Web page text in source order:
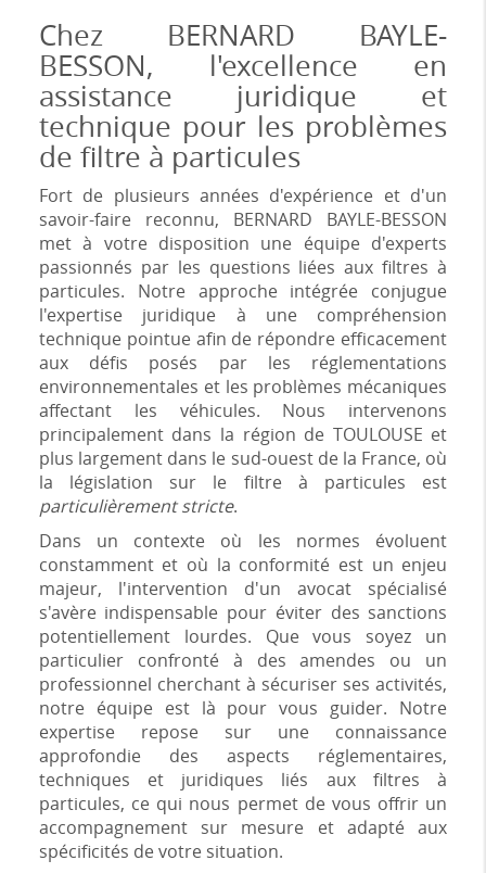
Chez BERNARD BAYLE-
BESSON, l'excellence en
assistance juridique et
technique pour les problèmes
de filtre à particules
Fort de plusieurs années d'expérience et d'un
savoir-faire reconnu, BERNARD BAYLE-BESSON
met à votre disposition une équipe d'experts
passionnés par les questions liées aux filtres à
particules. Notre approche intégrée conjugue
l'expertise juridique à une compréhension
technique pointue afin de répondre efficacement
aux défis posés par les réglementations
environnementales et les problèmes mécaniques
affectant les véhicules. Nous intervenons
principalement dans la région de TOULOUSE et
plus largement dans le sud-ouest de la France, où
la législation sur le filtre à particules est
particulièrement stricte.
Dans un contexte où les normes évoluent
constamment et où la conformité est un enjeu
majeur, l'intervention d'un avocat spécialisé
s'avère indispensable pour éviter des sanctions
potentiellement lourdes. Que vous soyez un
particulier confronté à des amendes ou un
professionnel cherchant à sécuriser ses activités,
notre équipe est là pour vous guider. Notre
expertise repose sur une connaissance
approfondie des aspects réglementaires,
techniques et juridiques liés aux filtres à
particules, ce qui nous permet de vous offrir un
accompagnement sur mesure et adapté aux
spécificités de votre situation.